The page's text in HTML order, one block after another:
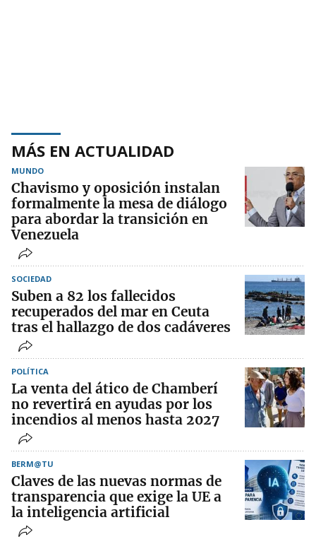
MÁS EN ACTUALIDAD
MUNDO
Chavismo y oposición instalan
formalmente la mesa de diálogo
para abordar la transición en
Venezuela
SOCIEDAD
Suben a 82 los fallecidos
recuperados del mar en Ceuta
tras el hallazgo de dos cadáveres
POLÍTICA
La venta del ático de Chamberí
no revertirá en ayudas por los
incendios al menos hasta 2027
BERM@TU
Claves de las nuevas normas de
transparencia que exige la UE a
la inteligencia artificial